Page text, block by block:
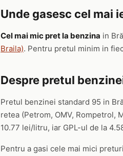
Unde gasesc cel mai
Cel mai mic pret la benzina in
Braila). Pentru pretul minim in
Despre pretul
Pretul benzinei standard 95 in
retea (Petrom, OMV, Rompetrol,
10.77 lei/litru, iar GPL-ul de la
Pentru a gasi cele mai mici